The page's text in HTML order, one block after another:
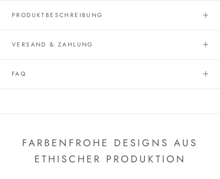
PRODUKTBESCHREIBUNG
VERSAND & ZAHLUNG
FAQ
FARBENFROHE DESIGNS AUS
ETHISCHER PRODUKTION